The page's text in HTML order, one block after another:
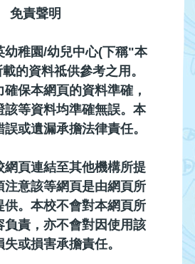
免責聲明
幼稚園/幼兒中心(下稱"本
的資料祗供參考之用。
保本網頁的資料準確，
該等資料均準確無誤。本
或遺漏承擔法律責任。
網頁連結至其他機構所提
注意該等網頁是由網頁所
供。本校不會對本網頁所
負責，亦不會對因使用該
或損害承擔責任。